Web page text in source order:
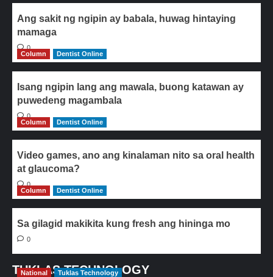
Ang sakit ng ngipin ay babala, huwag hintaying
mamaga
0
Column
Dentist Online
Isang ngipin lang ang mawala, buong katawan ay
puwedeng magambala
0
Column
Dentist Online
Video games, ano ang kinalaman nito sa oral health
at glaucoma?
0
Column
Dentist Online
Sa gilagid makikita kung fresh ang hininga mo
0
TUKLAS TECHNOLOGY
National Tuklas Technology